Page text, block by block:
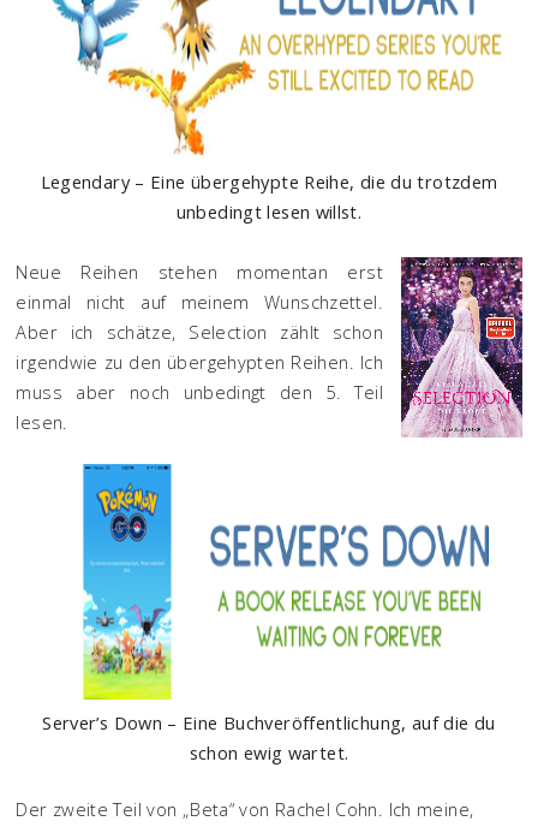
Legendary – Eine übergehypte Reihe, die du trotzdem
unbedingt lesen willst.
Neue Reihen stehen momentan erst
einmal nicht auf meinem Wunschzettel.
Aber ich schätze, Selection zählt schon
irgendwie zu den übergehypten Reihen. Ich
muss aber noch unbedingt den 5. Teil
lesen.
Server’s Down – Eine Buchveröffentlichung, auf die du
schon ewig wartet.
Der zweite Teil von „Beta“ von Rachel Cohn. Ich meine,